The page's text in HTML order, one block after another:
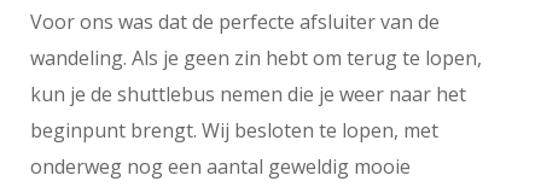
Voor ons was dat de perfecte afsluiter van de
wandeling. Als je geen zin hebt om terug te lopen,
kun je de shuttlebus nemen die je weer naar het
beginpunt brengt. Wij besloten te lopen, met
onderweg nog een aantal geweldig mooie